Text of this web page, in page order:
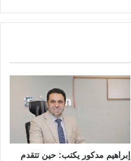
إبراهيم مدكور يكتب: حين تتقدم